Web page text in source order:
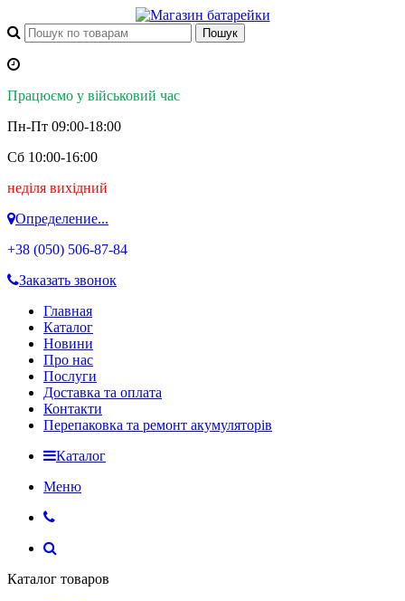
Працюємо у військовий час
Пн-Пт 09:00-18:00
Сб 10:00-16:00
неділя вихідний
Определение...
+38 (050) 506-87-84
Заказать звонок
Главная
Каталог
Новини
Про нас
Послуги
Доставка та оплата
Контакти
Перепаковка та ремонт акумуляторів
Каталог
Меню
Каталог товаров